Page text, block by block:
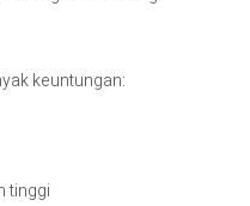
keuntungan:
tinggi